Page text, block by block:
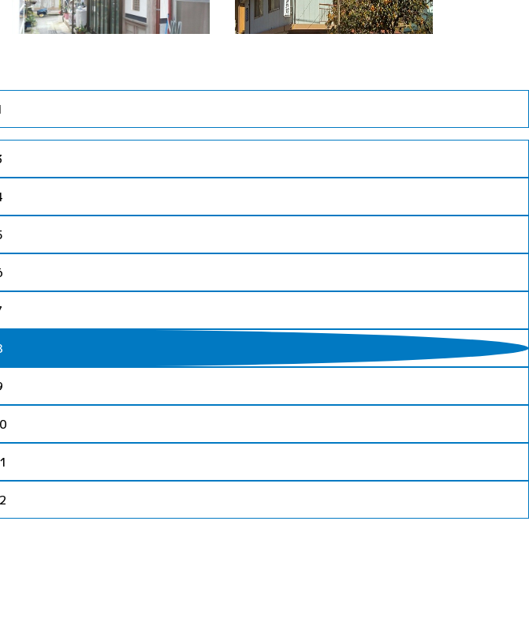
日本海の荒波に揉まれ、身の引き締
まったトラフグは、冬の若狭小浜を
待ちいたしております。
ございますので、小さなお子様やお
年寄りの方も安心です。夏は海水浴
がお勧めです。